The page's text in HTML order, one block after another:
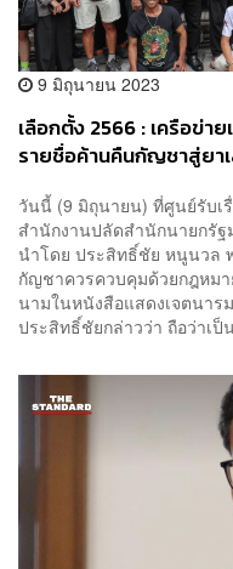
9 มิถุนายน 2023
เลือกตั้ง 2566 : เครือข่า
รายชื่อค้านคืนกัญชาสู่ยา
วันนี้ (9 มิถุนายน) ที่ศูนย์รับเ
สำนักงานปลัดสำนักนายกรั
นำโดย ประสิทธิ์ชัย​ หนูนวล​
กัญชาควรควบคุมด้วยกฎหม
นามในหนังสือแสดงเจตนา
ประสิทธิ์ชัยกล่าวว่า ถือว่าเ